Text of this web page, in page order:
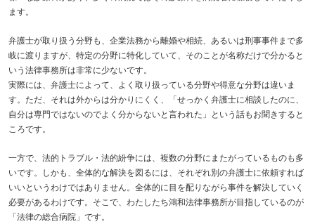
ます。
弁護士が取り扱う分野も、企業法務から離婚や相続、あるいは刑事事件まで多
岐に渡りますが、特定の分野に特化していて、そのことが名称だけで分かると
いう法律事務所は非常に少ないです。
実際には、弁護士によって、よく取り扱っている分野や得意な分野は違いま
す。ただ、それは外からは分かりにくく、「せっかく弁護士に相談したのに、
自分は専門ではないのでよく分からないと言われた」という話もお聞きすると
ころです。
一方で、法的トラブル・法的紛争には、複数の分野にまたがっているものも多
いです。しかも、全体的な解決を図るには、それぞれ別の弁護士に依頼すれば
いいというわけではありません。全体的に目を配りながら事件を解決していく
必要があるわけです。そこで、わたしたち鴻和法律事務所が目指しているのが
「法律の総合病院」です。